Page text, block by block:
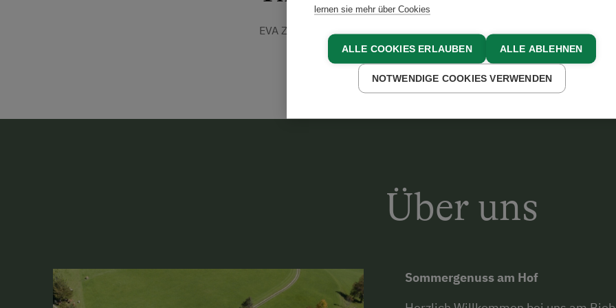
EVA ZETTEL
Über uns
Sommergenuss am Hof
lernen sie mehr über Cookies
ALLE COOKIES ERLAUBEN ALLE ABLEHNEN
NOTWENDIGE COOKIES VERWENDEN